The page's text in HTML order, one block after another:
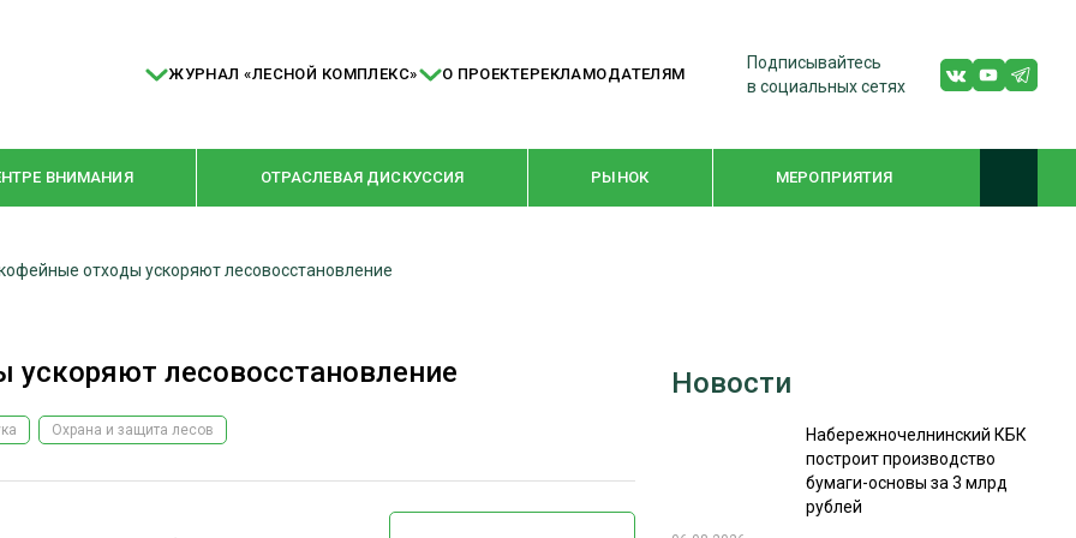
ЖУРНАЛ «ЛЕСНОЙ КОМПЛЕКС» О ПРОЕКТЕРЕКЛАМОДАТЕЛЯМ
Подписывайтесь
в социальных сетях
ВНИМАНИЯ ОТРАСЛЕВАЯ ДИСКУССИЯ РЫНОК МЕРОПРИЯТИЯ
ДОМОСТРОЕНИЕ
РУБРИКИ
КРУПНЫМ ПЛАНОМ
ПРЕДПРИЯТИЯ ЛПК
WOODEX-2021
СУШКА ДРЕВЕСИНЫ
отходы ускоряют лесовосстановление
лесовосстановление
Охрана и защита лесов
Новости
Набережночелнинский КБК
построит производство
бумаги-основы за 3 млрд
рублей